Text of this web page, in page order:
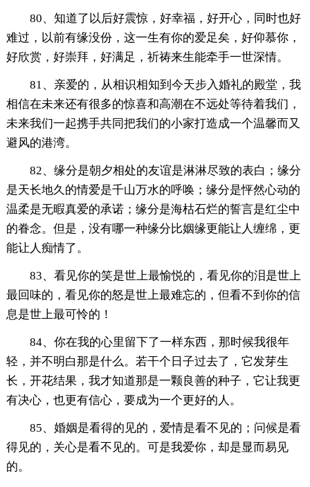
80、知道了以后好震惊，好幸福，好开心，同时也好
难过，以前有缘没份，这一生有你的爱足矣，好仰慕你，
好欣赏，好崇拜，好满足，祈祷来生能牵手一世深情。
81、亲爱的，从相识相知到今天步入婚礼的殿堂，我
相信在未来还有很多的惊喜和高潮在不远处等待着我们，
未来我们一起携手共同把我们的小家打造成一个温馨而又
避风的港湾。
82、缘分是朝夕相处的友谊是淋淋尽致的表白；缘分
是天长地久的情爱是千山万水的呼唤；缘分是怦然心动的
温柔是无暇真爱的承诺；缘分是海枯石烂的誓言是红尘中
的眷念。但是，没有哪一种缘分比姻缘更能让人缠绵，更
能让人痴情了。
83、看见你的笑是世上最愉悦的，看见你的泪是世上
最回味的，看见你的怒是世上最难忘的，但看不到你的信
息是世上最可怜的！
84、你在我的心里留下了一样东西，那时候我很年
轻，并不明白那是什么。若干个日子过去了，它发芽生
长，开花结果，我才知道那是一颗良善的种子，它让我更
有决心，也更有信心，要成为一个更好的人。
85、婚姻是看得的见的，爱情是看不见的；问候是看
得见的，关心是看不见的。可是我爱你，却是显而易见
的。